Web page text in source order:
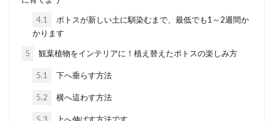
置ける小さいタイプのものから、リビングに
環境や水やり・基本の栽培方法
4.1
ポトスが新しい土に馴染むまで、最低でも1～2週間か
かります
5 観葉植物をインテリアに！植え替えたポトスの楽しみ方
5.1 下へ垂らす方法
5.2 横へ這わす方法
5.3 上へ伸ばす方法です